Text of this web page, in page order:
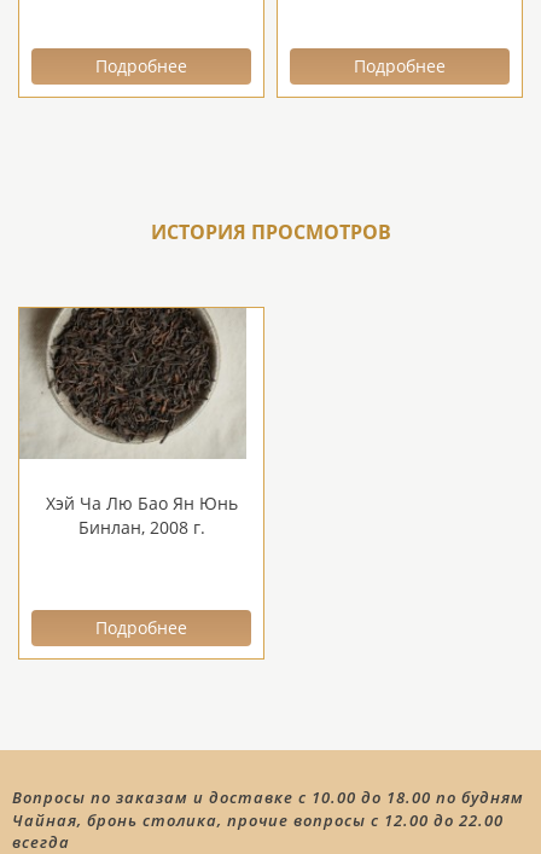
Подробнее Подробнее
ИСТОРИЯ ПРОСМОТРОВ
Хэй Ча Лю Бао Ян Юнь
Бинлан, 2008 г.
Подробнее
Вопросы по заказам и доставке с 10.00 до 18.00 по будням
Чайная, бронь столика, прочие вопросы с 12.00 до 22.00
всегда